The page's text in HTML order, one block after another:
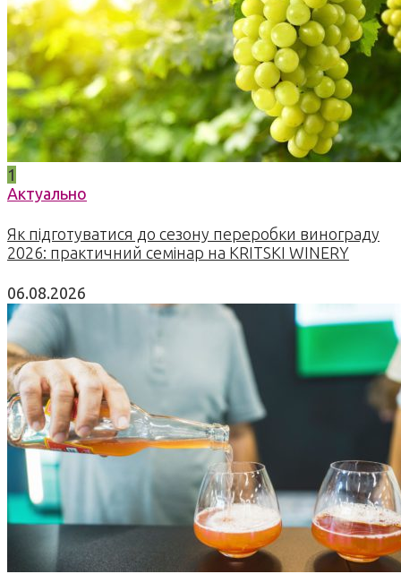
1
Актуально
Як підготуватися до сезону переробки винограду
2026: практичний семінар на KRITSKI WINERY
06.08.2026